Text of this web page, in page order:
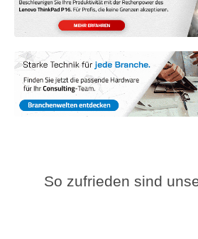
So zufrieden sind